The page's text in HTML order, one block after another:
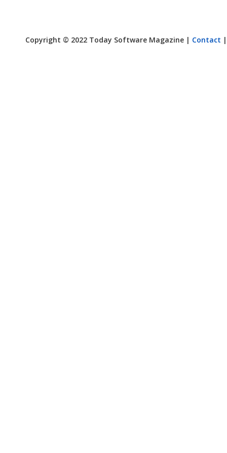
Copyright © 2022 Today Software Magazine | Contact